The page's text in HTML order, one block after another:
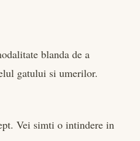
blanda de a
gatului si umerilor.
Vei simti o intindere in